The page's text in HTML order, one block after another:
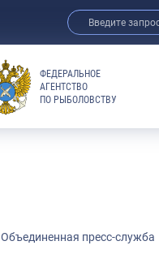
ФЕДЕРАЛЬНОЕ
АГЕНТСТВО
ПО РЫБОЛОВСТВУ
Объединенная пресс-служба